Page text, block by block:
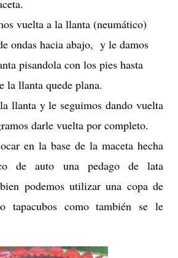
vuelta a la llanta (neumático)
ondas hacia abajo, y le damos
pisandola con los pies hasta
la llanta quede plana.
llanta y le seguimos dando vuelta
darle vuelta por completo.
en la base de la maceta hecha
de auto una pedago de lata
podemos utilizar una copa de
tapacubos como también se le